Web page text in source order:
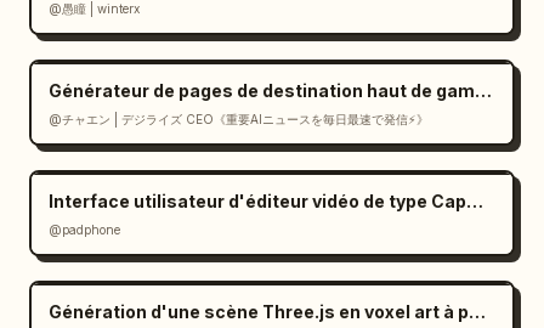
@愚瞳 | winterx
Générateur de pages de destination haut de gamme de style suisse en React
@チャエン | デジライズ CEO《重要AIニュースを毎日最速で発信⚡️》
Interface utilisateur d'éditeur vidéo de type CapCut dans Gemini
@padphone
Génération d'une scène Three.js en voxel art à partir d'une image (prompt)